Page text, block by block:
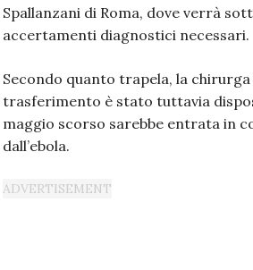
Spallanzani di Roma, dove verrà
accertamenti diagnostici necessari.
Secondo quanto trapela, la
trasferimento è stato tuttavia
maggio scorso sarebbe entrata in
dall’ebola.